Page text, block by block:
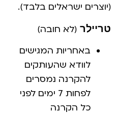
(יוצרים ישראלים בלבד).
טריילר(לא חובה)
באחריות המגישים
לוודא שהעותקים
להקרנה נמסרים
לפחות 7 ימים לפני
כל הקרנה